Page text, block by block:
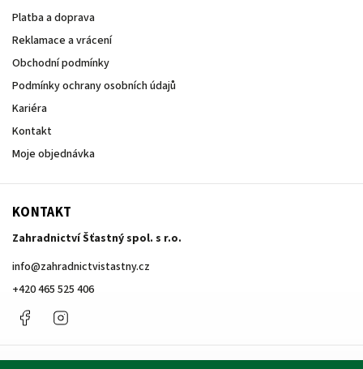
Platba a doprava
Reklamace a vrácení
Obchodní podmínky
Podmínky ochrany osobních údajů
Kariéra
Kontakt
Moje objednávka
KONTAKT
Zahradnictví Šťastný spol. s r.o.
info@zahradnictvistastny.cz
+420 465 525 406
Facebook